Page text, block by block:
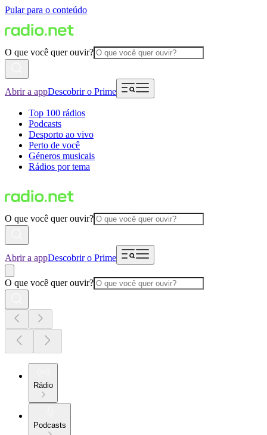
Pular para o conteúdo
O que você quer ouvir?
Abrir a appDescobrir o Prime
Top 100 rádios
Podcasts
Desporto ao vivo
Perto de você
Géneros musicais
Rádios por tema
O que você quer ouvir?
Abrir a appDescobrir o Prime
O que você quer ouvir?
Rádio
Podcasts